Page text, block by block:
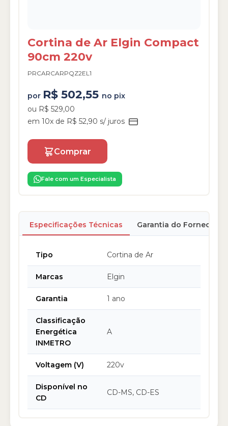
Cortina de Ar Elgin Compact
90cm 220v
PRCARCARPQZ2EL1
por R$ 502,55 no pix
ou R$ 529,00
em 10x de R$ 52,90 s/ juros
Comprar
Fale com um Especialista
Especificações Técnicas Garantia do Fornecedor
Tipo Cortina de Ar
Marcas Elgin
Garantia 1 ano
Classificação
Energética
INMETRO
A
Voltagem (V) 220v
Disponível no
CD
CD-MS, CD-ES